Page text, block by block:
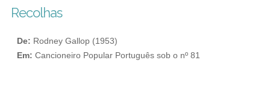
Recolhas
De: Rodney Gallop (1953)
Em: Cancioneiro Popular Português sob o nº 81